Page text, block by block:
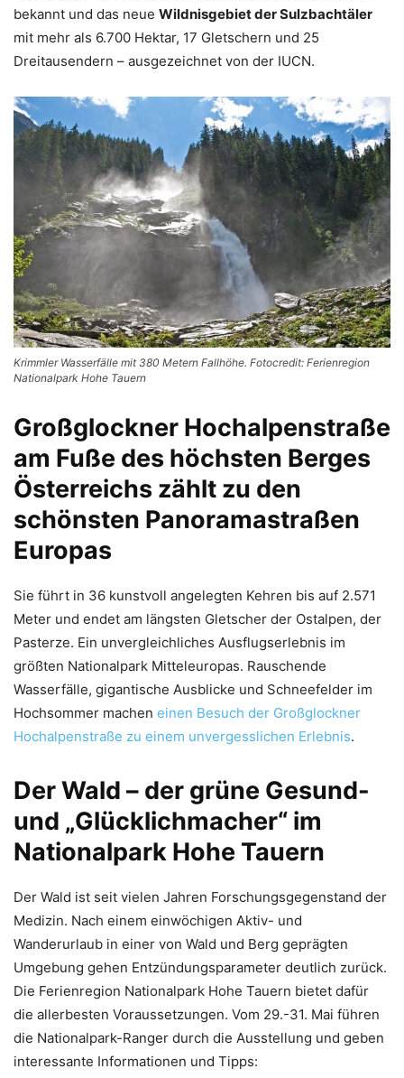
bekannt und das neue Wildnisgebiet der Sulzbachtäler
mit mehr als 6.700 Hektar, 17 Gletschern und 25
Dreitausendern – ausgezeichnet von der IUCN.
Krimmler Wasserfälle mit 380 Metern Fallhöhe. Fotocredit: Ferienregion
Nationalpark Hohe Tauern
Großglockner Hochalpenstraße
am Fuße des höchsten Berges
Österreichs zählt zu den
schönsten Panoramastraßen
Europas
Sie führt in 36 kunstvoll angelegten Kehren bis auf 2.571
Meter und endet am längsten Gletscher der Ostalpen, der
Pasterze. Ein unvergleichliches Ausflugserlebnis im
größten Nationalpark Mitteleuropas. Rauschende
Wasserfälle, gigantische Ausblicke und Schneefelder im
Hochsommer machen einen Besuch der Großglockner
Hochalpenstraße zu einem unvergesslichen Erlebnis.
Der Wald – der grüne Gesund-
und „Glücklichmacher“ im
Nationalpark Hohe Tauern
Der Wald ist seit vielen Jahren Forschungsgegenstand der
Medizin. Nach einem einwöchigen Aktiv- und
Wanderurlaub in einer von Wald und Berg geprägten
Umgebung gehen Entzündungsparameter deutlich zurück.
Die Ferienregion Nationalpark Hohe Tauern bietet dafür
die allerbesten Voraussetzungen. Vom 29.-31. Mai führen
die Nationalpark-Ranger durch die Ausstellung und geben
interessante Informationen und Tipps: